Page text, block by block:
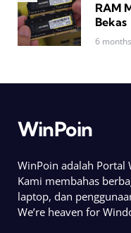
RAM
Bekas
6
WinPoin
WinPoin adalah Portal
Kami membahas
laptop, dan
We’re heaven for